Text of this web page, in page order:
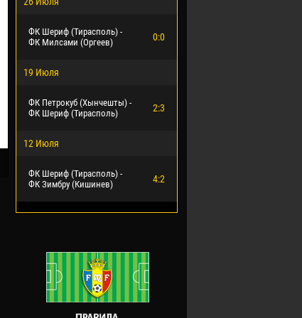
ФК Шериф (Тирасполь) -
ФК Милсами (Оргеев)
0:0
19 Июля
ФК Петрокуб (Хынчешты) -
ФК Шериф (Тирасполь)
2:3
12 Июля
ФК Шериф (Тирасполь) -
ФК Зимбру (Кишинев)
4:2